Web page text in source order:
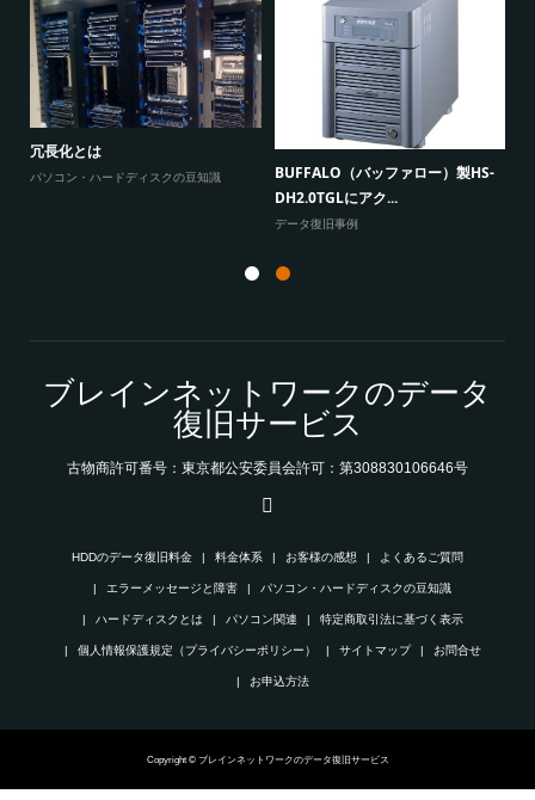
冗長化とは
パソコン・ハードディスクの豆知識
BUFFALO（バッファロー）製HS-
DH2.0TGLにアク...
データ復旧事例
ブレインネットワークのデータ
復旧サービス
古物商許可番号：東京都公安委員会許可：第308830106646号
HDDのデータ復旧料金 料金体系 お客様の感想 よくあるご質問
エラーメッセージと障害 パソコン・ハードディスクの豆知識
ハードディスクとは パソコン関連 特定商取引法に基づく表示
個人情報保護規定（プライバシーポリシー） サイトマップ お問合せ
お申込方法
Copyright © ブレインネットワークのデータ復旧サービス